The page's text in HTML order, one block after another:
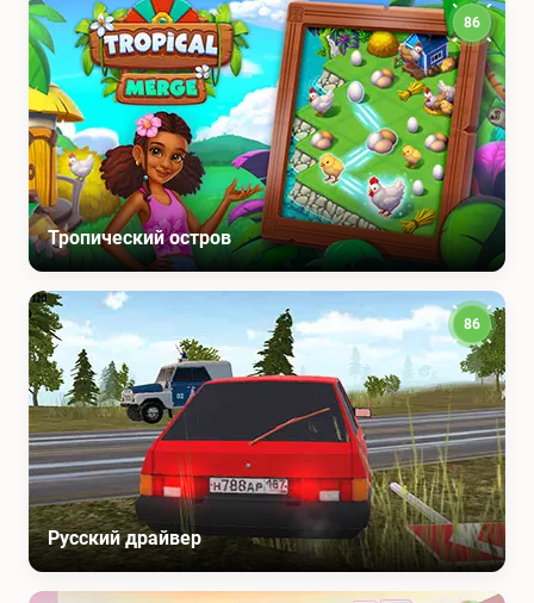
Тропический остров
86
Русский драйвер
86